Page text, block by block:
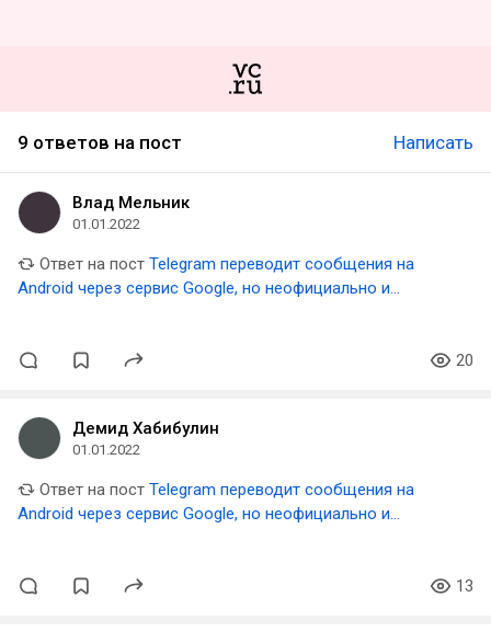
9 ответов на пост Написать
Влад Мельник
01.01.2022
Ответ на пост Telegram переводит сообщения на
Android через сервис Google, но неофициально и
20
Демид Хабибулин
01.01.2022
Ответ на пост Telegram переводит сообщения на
Android через сервис Google, но неофициально и
13